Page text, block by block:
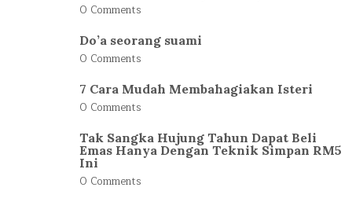
0 Comments
Do’a seorang suami
0 Comments
7 Cara Mudah Membahagiakan Isteri
0 Comments
Tak Sangka Hujung Tahun Dapat Beli
Emas Hanya Dengan Teknik Simpan RM5
Ini
0 Comments